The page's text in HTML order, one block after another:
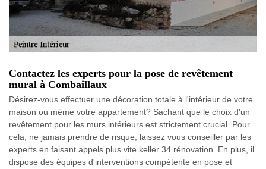
Contactez les experts pour la pose de revêtement
mural à Combaillaux
Désirez-vous effectuer une décoration totale à l'intérieur de votre
maison ou même votre appartement? Sachant que le choix d'un
revêtement pour les murs intérieurs est strictement crucial. Pour
cela, ne jamais prendre de risque, laissez vous conseiller par les
experts en faisant appels plus vite keller 34 rénovation. En plus, il
dispose des équipes d'interventions compétente en pose et